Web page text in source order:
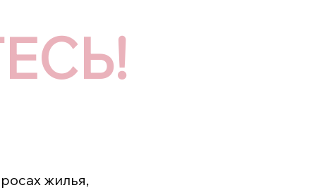
жилья,